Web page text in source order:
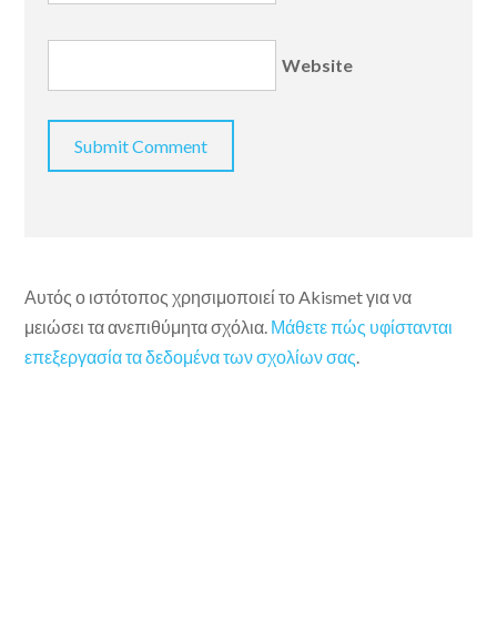
Website
Αυτός ο ιστότοπος χρησιμοποιεί το Akismet για να
μειώσει τα ανεπιθύμητα σχόλια. Μάθετε πώς υφίστανται
επεξεργασία τα δεδομένα των σχολίων σας.